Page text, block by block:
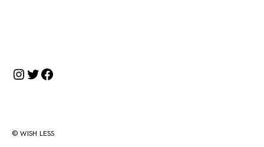
Instagram
Twitter
Facebook
© WISH LESS